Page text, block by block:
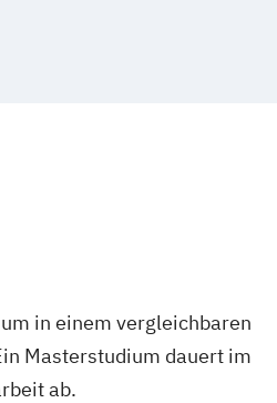
in einem vergleichbaren
Masterstudium dauert im
ab.